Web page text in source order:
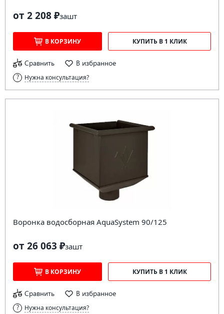
от 2 208 ₽зашт
В КОРЗИНУ КУПИТЬ В 1 КЛИК
Сравнить В избранное
Нужна консультация?
Воронка водосборная AquaSystem 90/125
от 26 063 ₽зашт
В КОРЗИНУ КУПИТЬ В 1 КЛИК
Сравнить В избранное
Нужна консультация?